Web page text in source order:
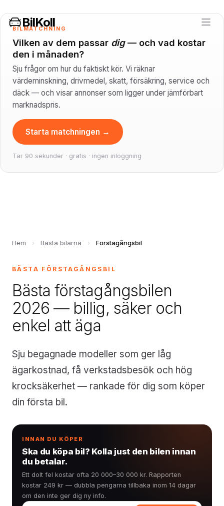
BilKoll
BILMATCHNING
Vilken av dem passar dig— och vad kostar
den i månaden?
Sju frågor om hur du faktiskt kör. Vi räknar
värdeminskning, drivmedel, skatt, försäkring, service och
däck — och visar annonser som ligger under jämförbart
marknadspris.
Starta matchningen →
Tar 90 sekunder · gratis · ingen inloggning
Hem › Bästa bilarna › Förstagångsbil
BÄSTA FÖRSTAGÅNGSBIL
Bästa förstagångsbilen
2026 — billig, säker och
enkel att äga
Sju begagnade modeller som ger låg
ägarkostnad, få verkstadsbesök och hög
krocksäkerhet — rankade för dig som köper
din första bil.
INNAN DU KÖPER
Ska du köpa bil? Kolla just den bilen innan
du betalar.
Ett dolt fel kostar ofta 20 000–30 000 kr. Rapporten
kostar 249 kr — dubbla pengarna tillbaka inom 14 dagar
om den inte ger dig ny info.